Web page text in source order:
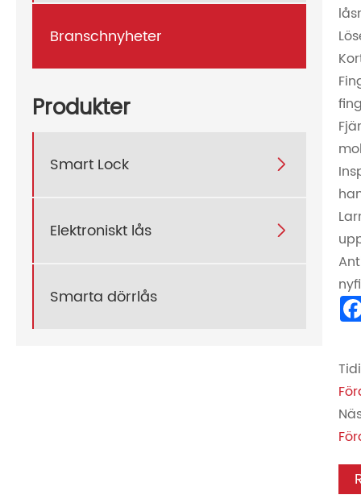
Branschnyheter
Produkter
Smart Lock 
Elektroniskt lås 
Smarta dörrlås